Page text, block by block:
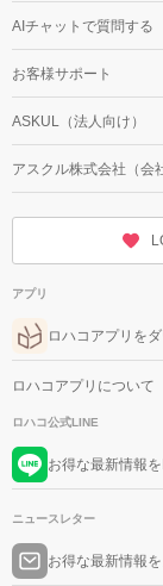
AIチャットで質問する
お客様サポート
ASKUL（法人向け）
アスクル株式会社（会
アプリ
ロハコアプリを
ロハコアプリについて
ロハコ公式LINE
お得な最新情報
ニュースレター
お得な最新情報